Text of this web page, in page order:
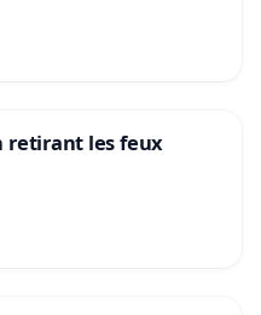
retirant les feux